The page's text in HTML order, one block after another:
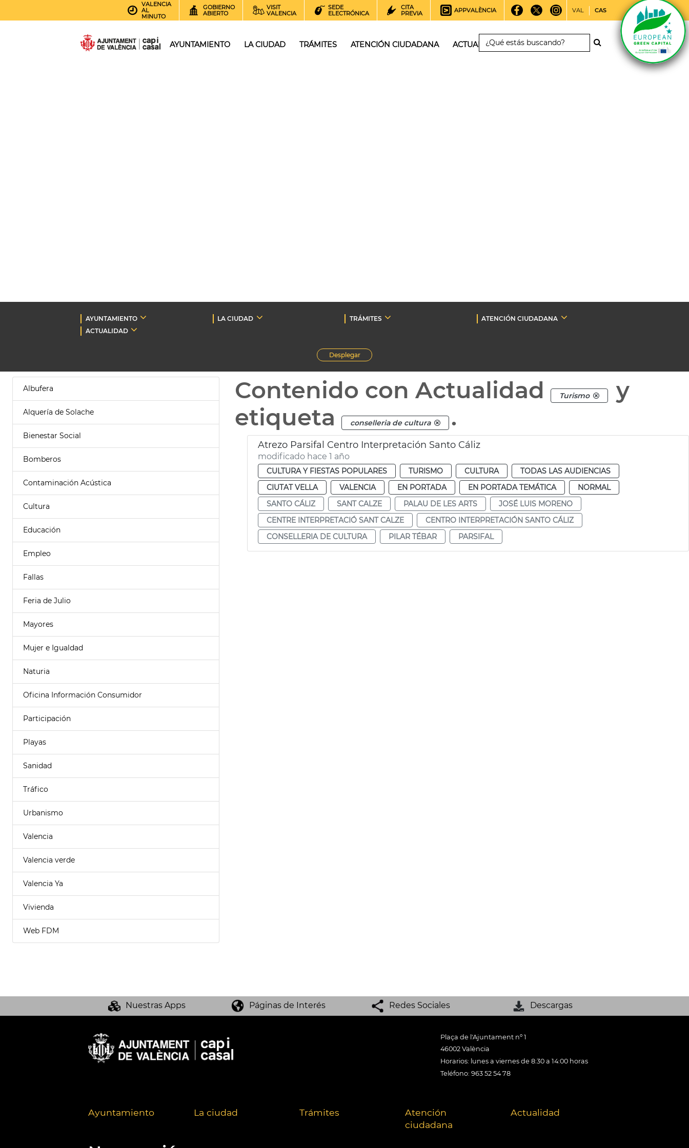
VALENCIA
AL
MINUTO
GOBIERNO
ABIERTO
VISIT
VALENCIA
SEDE
ELECTRÓNICA
CITA
PREVIA
APPVALÈNCIA VAL CAS
AYUNTAMIENTO LA CIUDAD TRÁMITES ATENCIÓN CIUDADANA ACTUALIDAD
AYUNTAMIENTO LA CIUDAD TRÁMITES
ATENCIÓN CIUDADANA
ACTUALIDAD
Desplegar
Albufera
Alquería de Solache
Bienestar Social
Bomberos
Contaminación Acústica
Cultura
Educación
Empleo
Fallas
Feria de Julio
Mayores
Mujer e Igualdad
Naturia
Oficina Información Consumidor
Participación
Playas
Sanidad
Tráfico
Urbanismo
Valencia
Valencia verde
Valencia Ya
Vivienda
Web FDM
Contenido con Actualidad Turismo
y
etiqueta
conselleria de cultura .
Atrezo Parsifal Centro Interpretación Santo Cáliz
modificado hace 1 año
CULTURA Y FIESTAS POPULARES TURISMO CULTURA
TODAS LAS AUDIENCIAS
CIUTAT VELLA
VALENCIA EN PORTADA EN PORTADA TEMÁTICA
NORMAL
SANTO CÁLIZ
SANT CALZE PALAU DE LES ARTS
JOSÉ LUIS MORENO
CENTRE INTERPRETACIÓ SANT CALZE
CENTRO INTERPRETACIÓN SANTO CÁLIZ
CONSELLERIA DE CULTURA
PILAR TÉBAR PARSIFAL
Nuestras Apps Páginas de Interés Redes Sociales Descargas
Plaça de l'Ajuntament nº 1
46002 València
Horarios: lunes a viernes de 8:30 a 14:00 horas
Teléfono: 963 52 54 78
Ayuntamiento La ciudad Trámites
Atención
ciudadana
Actualidad